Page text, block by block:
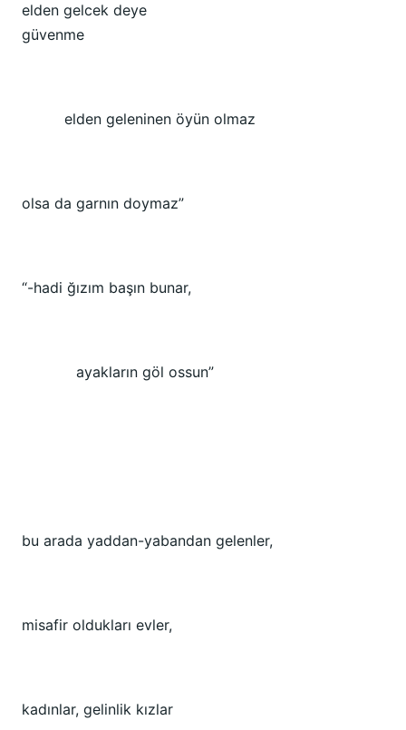
elden gelcek deye
güvenme
elden geleninen öyün olmaz
olsa da garnın doymaz”
“-hadi ğızım başın bunar,
ayakların göl ossun”
bu arada yaddan-yabandan gelenler,
misafir oldukları evler,
kadınlar, gelinlik kızlar